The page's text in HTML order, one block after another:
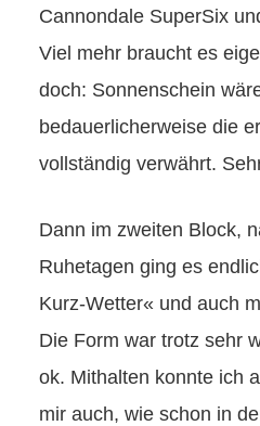
Cannondale SuperSix
Viel mehr braucht es
doch: Sonnenschein
bedauerlicherweise die
vollständig verwährt.
Dann im zweiten Block,
Ruhetagen ging es
Kurz-Wetter« und auch
Die Form war trotz sehr
ok. Mithalten konnte ich
mir auch, wie schon in